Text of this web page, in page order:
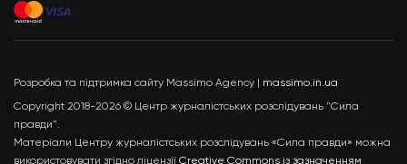
Розробка та підтримка сайту Massimo Agency | massimo.in.ua
Copyright 2018-2026 © Центр журналістських розслідувань "Сила
правди".
Матеріали Центру журналістських розслідувань «Сила правди» можна
використовувати згідно ліцензії Creative Commons із зазначенням